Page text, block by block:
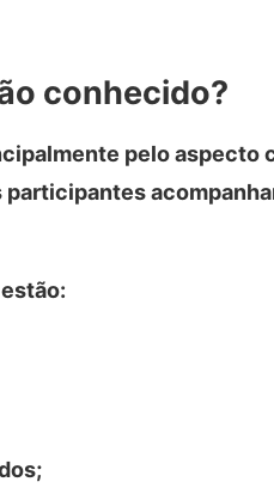
conhecido?
pelo aspecto